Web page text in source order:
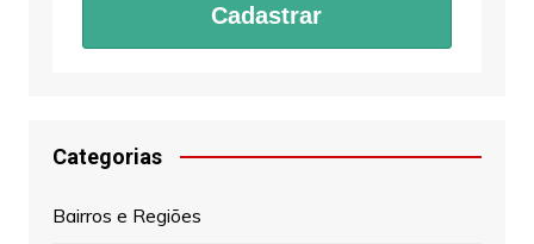
Cadastrar
Categorias
Bairros e Regiões